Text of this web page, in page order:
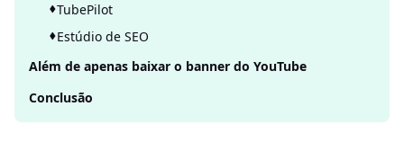
TubePilot
Estúdio de SEO
Além de apenas baixar o banner do YouTube
Conclusão